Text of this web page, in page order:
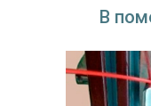
В